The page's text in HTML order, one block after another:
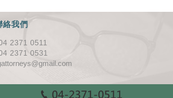
絡我們
2371 0511
2371 0531